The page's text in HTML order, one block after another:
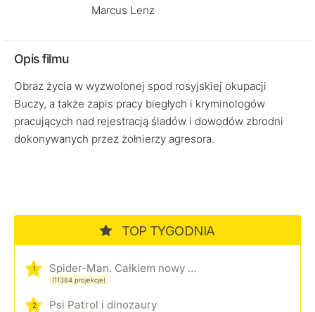
Marcus Lenz
Opis filmu
Obraz życia w wyzwolonej spod rosyjskiej okupacji
Buczy, a także zapis pracy biegłych i kryminologów
pracujących nad rejestracją śladów i dowodów zbrodni
dokonywanych przez żołnierzy agresora.
TOP TYGODNIA
1 Spider-Man. Całkiem nowy dzień
(11384 projekcje)
2 Psi Patrol i dinozaury